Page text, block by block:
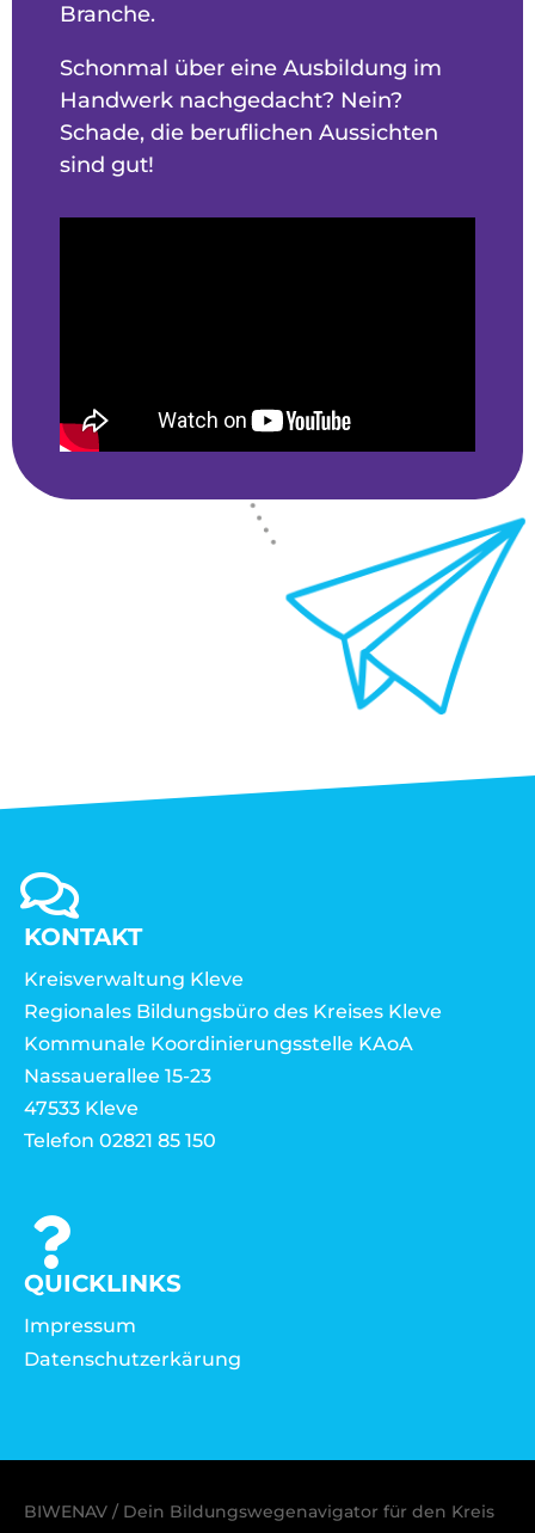
Branche.
Schonmal über eine Ausbildung im
Handwerk nachgedacht? Nein?
Schade, die beruflichen Aussichten
sind gut!
KONTAKT
Kreisverwaltung Kleve
Regionales Bildungsbüro des Kreises Kleve
Kommunale Koordinierungsstelle KAoA
Nassauerallee 15-23
47533 Kleve
Telefon 02821 85 150
QUICKLINKS
Impressum
Datenschutzerkärung
BIWENAV / Dein Bildungswegenavigator für den Kreis